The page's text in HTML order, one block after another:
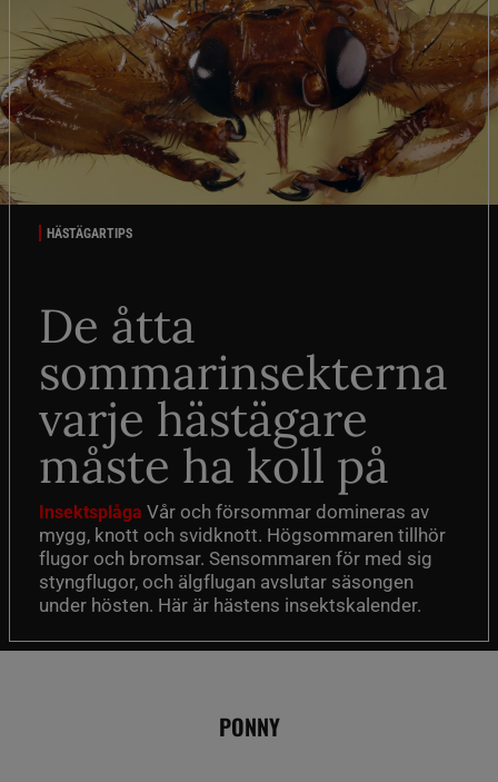
HÄSTÄGARTIPS
De åtta
sommarinsekterna
varje hästägare
måste ha koll på
Insektsplåga Vår och försommar domineras av
mygg, knott och svidknott. Högsommaren tillhör
flugor och bromsar. Sensommaren för med sig
styngflugor, och älgflugan avslutar säsongen
under hösten. Här är hästens insektskalender.
PONNY